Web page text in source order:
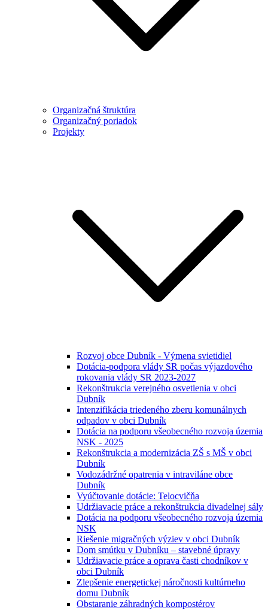
Organizačná štruktúra
Organizačný poriadok
Projekty
Rozvoj obce Dubník - Výmena svietidiel
Dotácia-podpora vlády SR počas výjazdového
rokovania vlády SR 2023-2027
Rekonštrukcia verejného osvetlenia v obci
Dubník
Intenzifikácia triedeného zberu komunálnych
odpadov v obci Dubník
Dotácia na podporu všeobecného rozvoja územia
NSK - 2025
Rekonštrukcia a modernizácia ZŠ s MŠ v obci
Dubník
Vodozádržné opatrenia v intraviláne obce
Dubník
Vyúčtovanie dotácie: Telocvičňa
Udržiavacie práce a rekonštrukcia divadelnej sály
Dotácia na podporu všeobecného rozvoja územia
NSK
Riešenie migračných výziev v obci Dubník
Dom smútku v Dubníku – stavebné úpravy
Udržiavacie práce a oprava časti chodníkov v
obci Dubník
Zlepšenie energetickej náročnosti kultúrneho
domu Dubník
Obstaranie záhradných kompostérov